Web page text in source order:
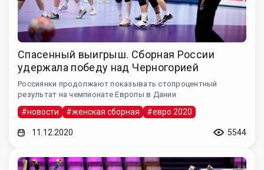
Спасенный выигрыш. Сборная России
удержала победу над Черногорией
Россиянки продолжают показывать стопроцентный
результат на чемпионате Европы в Дании
#новости #женская сборная #евро 2020
11.12.2020 5544